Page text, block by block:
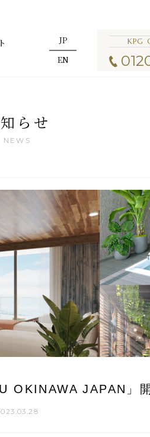
JP
EN
KPG
らせ
NEWS
OKINAWA JAPAN」